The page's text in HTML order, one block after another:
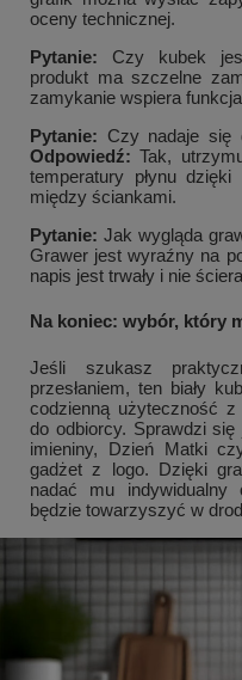
oceny technicznej.
Pytanie: Czy kubek
produkt ma szczelne
zamykanie wspiera
Pytanie: Czy nadaje się
Odpowiedź: Tak,
temperatury płynu
między ściankami.
Pytanie: Jak wygląda
Grawer jest wyraźny na
napis jest trwały i nie
Na koniec: wybór, który
Jeśli szukasz
przesłaniem, ten biały
codzienną użyteczność
do odbiorcy. Sprawdzi
imieniny, Dzień Matki
gadżet z logo. Dzięki
nadać mu
będzie towarzyszyć w